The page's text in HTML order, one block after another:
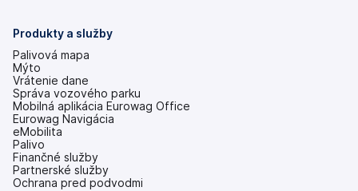
Produkty a služby
Palivová mapa
Mýto
Vrátenie dane
Správa vozového parku
Mobilná aplikácia Eurowag Office
Eurowag Navigácia
eMobilita
Palivo
Finančné služby
Partnerské služby
Ochrana pred podvodmi